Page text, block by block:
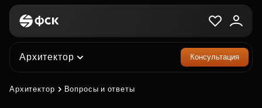
Архитектор Консультация
Архитектор Вопросы и ответы